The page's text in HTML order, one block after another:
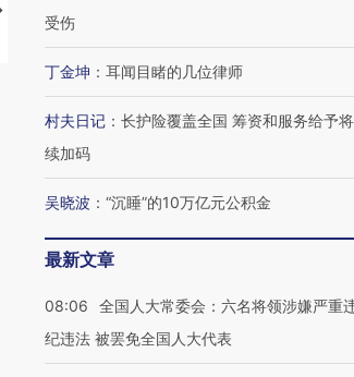
【推广】走进第四届链博
会，让数智科技“链”接产
有意思的生活方式·第三对
住
受伤
丁金坤 ： 耳闻目睹的几位律师
村夫日记 ： 长护险覆盖全国 筹资和服务给予
续加码
吴晓波 ： “沉睡”的10万亿元公积金
最新文章
08:06
全国人大常委会：六名将领涉嫌严重
纪违法 被罢免全国人大代表